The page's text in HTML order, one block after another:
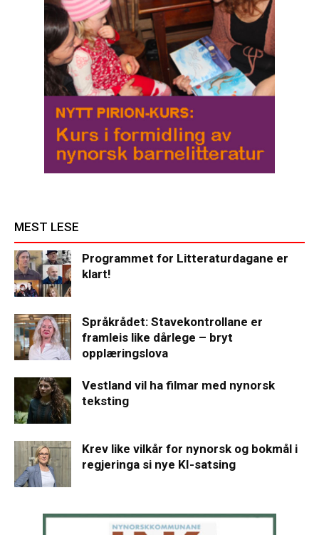
MEST LESE
Programmet for Litteraturdagane er
klart!
Språkrådet: Stavekontrollane er
framleis like dårlege – bryt
opplæringslova
Vestland vil ha filmar med nynorsk
teksting
Krev like vilkår for nynorsk og bokmål i
regjeringa si nye KI-satsing